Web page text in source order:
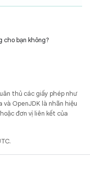
cho bạn không?
thủ các giấy phép như
và OpenJDK là nhãn hiệu
đơn vị liên kết của